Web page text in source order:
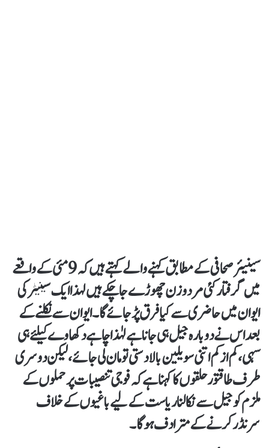
سینیئر صحافی کے مطابق کہنے والے کہتے ہیں کہ 9 مئی کے واقعے
میں گرفتار کئی مرد و زن چھوڑے جا چکے ہیں لہذا ایک سینیٹر کی
ایوان میں حاضری سے کیا فرق پڑ جائے گا۔ ایوان سے نکلنے کے
بعد اس نے دوبارہ جیل ہی جانا ہے لہٰذا چاہے دکھاوے کیلئے ہی
سہی، کم از کم اتنی سویلین بالادستی تو مان لی جائے، لیکن دوسری
طرف طاقتور حلقوں کا کہنا ہے کہ فوجی تنصیبات پر حملوں کے
ملزم کو جیل سے نکالنا ریاست کے لیے باغیوں کے خلاف
سرنڈر کرنے کے مترادف ہو گا۔